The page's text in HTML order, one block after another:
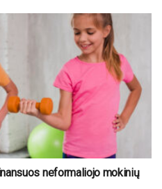
neformaliojo mokinių